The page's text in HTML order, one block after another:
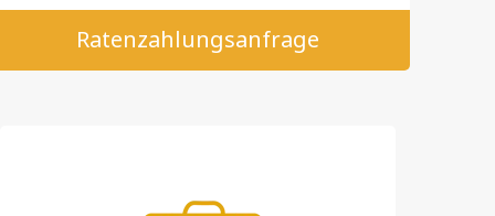
Ratenzahlungsanfrage